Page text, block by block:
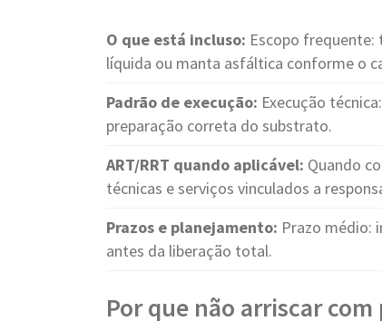
O que está incluso: Escopo
líquida ou manta asfáltica conforme o
Padrão de execução: Execução
preparação correta do substrato.
ART/RRT quando aplicável: Quando
técnicas e serviços vinculados a
Prazos e planejamento: Prazo médio:
antes da liberação total.
Por que não arriscar